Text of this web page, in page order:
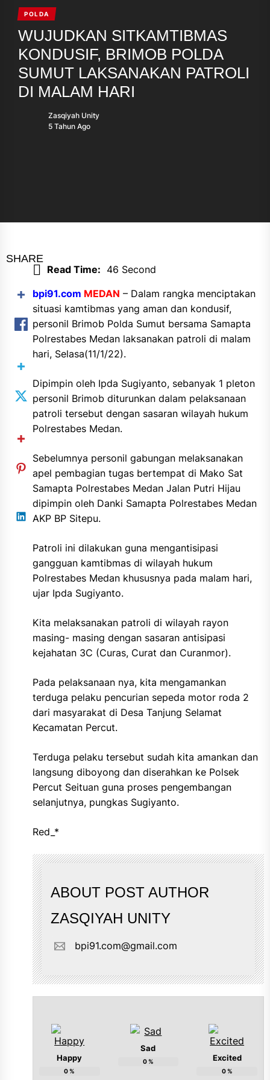
POLDA
WUJUDKAN SITKAMTIBMAS
KONDUSIF, BRIMOB POLDA
SUMUT LAKSANAKAN PATROLI
DI MALAM HARI
Zasqiyah Unity
5 Tahun Ago
SHARE
Read Time: 46 Second
bpi91.com MEDAN – Dalam rangka menciptakan
situasi kamtibmas yang aman dan kondusif,
personil Brimob Polda Sumut bersama Samapta
Polrestabes Medan laksanakan patroli di malam
hari, Selasa(11/1/22).
Dipimpin oleh Ipda Sugiyanto, sebanyak 1 pleton
personil Brimob diturunkan dalam pelaksanaan
patroli tersebut dengan sasaran wilayah hukum
Polrestabes Medan.
Sebelumnya personil gabungan melaksanakan
apel pembagian tugas bertempat di Mako Sat
Samapta Polrestabes Medan Jalan Putri Hijau
dipimpin oleh Danki Samapta Polrestabes Medan
AKP BP Sitepu.
Patroli ini dilakukan guna mengantisipasi
gangguan kamtibmas di wilayah hukum
Polrestabes Medan khususnya pada malam hari,
ujar Ipda Sugiyanto.
Kita melaksanakan patroli di wilayah rayon
masing- masing dengan sasaran antisipasi
kejahatan 3C (Curas, Curat dan Curanmor).
Pada pelaksanaan nya, kita mengamankan
terduga pelaku pencurian sepeda motor roda 2
dari masyarakat di Desa Tanjung Selamat
Kecamatan Percut.
Terduga pelaku tersebut sudah kita amankan dan
langsung diboyong dan diserahkan ke Polsek
Percut Seituan guna proses pengembangan
selanjutnya, pungkas Sugiyanto.
Red_*
ABOUT POST AUTHOR
ZASQIYAH UNITY
bpi91.com@gmail.com
Happy
0%
Sad
0% Excited
0%